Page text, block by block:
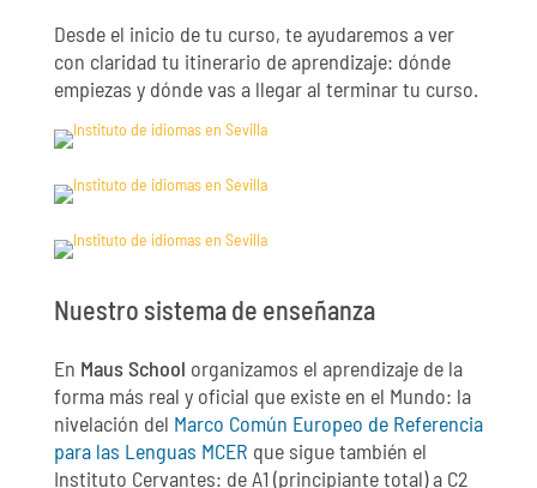
Desde el inicio de tu curso, te ayudaremos a ver
con claridad tu itinerario de aprendizaje: dónde
empiezas y dónde vas a llegar al terminar tu curso.
Nuestro sistema de enseñanza
En Maus School organizamos el aprendizaje de la
forma más real y oficial que existe en el Mundo: la
nivelación del Marco Común Europeo de Referencia
para las Lenguas MCER que sigue también el
Instituto Cervantes: de A1 (principiante total) a C2